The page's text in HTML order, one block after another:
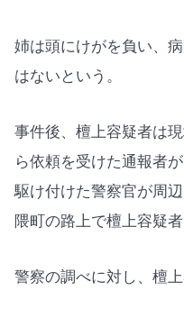
姉は頭にけがを負い、
はないという。
事件後、檀上容疑者は
ら依頼を受けた通報者
駆け付けた警察官が周
隈町の路上で檀上容疑
警察の調べに対し、檀